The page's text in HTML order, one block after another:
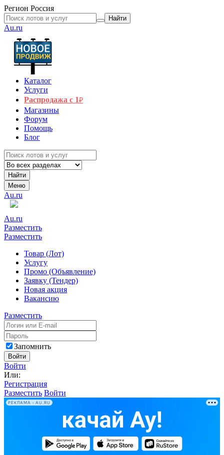
Регион Россия
Найти
Au.ru
Каталог
Услуги
Распродажа с 1₽
Магазины
Форум
Помощь
Блог
Найти
Меню
Au.ru
Au.ru
Разместить
Разместить
Товар (Лот)
Услугу
Промо (Объявление)
Заявку (Тендер)
Новая акция
Вакансию
Разместить
Запомнить
Войти
Войти
Или:
Регистрация
Разместить Войти
РЕКЛАМА • AU.RU